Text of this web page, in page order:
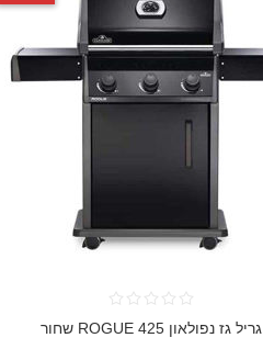
גריל גז נפולאון ROGUE 425 שחור